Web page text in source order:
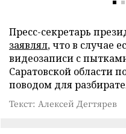
Пресс-секретарь
заявлял, что в случае
видеозаписи с
Саратовской области
поводом для
Текст: Алексей Дегтярев